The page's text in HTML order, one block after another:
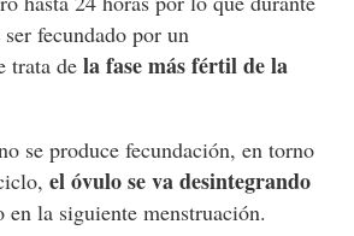
fecundado por un
trata de la fase más fértil de la
se produce fecundación, en torno
el óvulo se va desintegrando
en la siguiente menstruación.